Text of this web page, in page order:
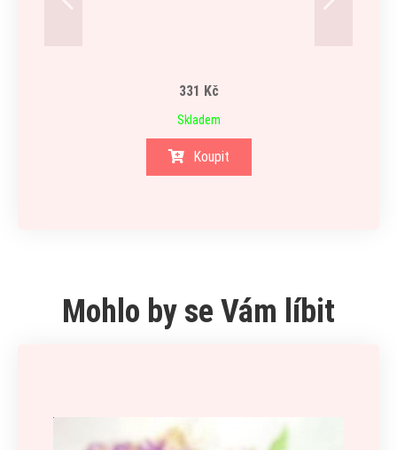
331 Kč
Skladem
Koupit
Mohlo by se Vám líbit